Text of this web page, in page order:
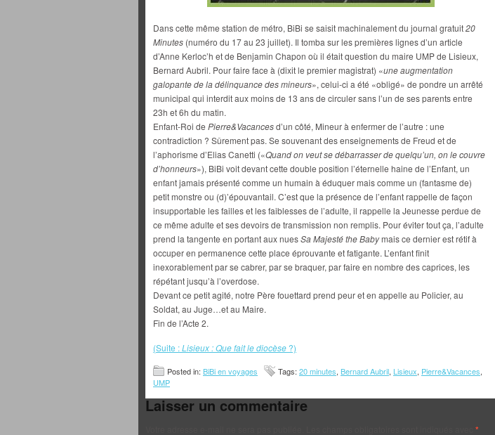
Dans cette même station de métro, BiBi se saisit machinalement du journal gratuit20
Minutes (numéro du 17 au 23 juillet). Il tomba sur les premières lignes d’un article
d’Anne Kerloc’h et de Benjamin Chapon où il était question du maire UMP de Lisieux,
Bernard Aubril. Pour faire face à (dixit le premier magistrat) «une augmentation
galopante de la délinquance desmineurs», celui-ci a été «obligé» de pondre un arrêté
municipal qui interdit aux moins de 13 ans de circuler sans l’un de ses parents entre
23h et 6h du matin.
Enfant-Roi de Pierre&Vacancesd’un côté, Mineur à enfermer de l’autre : une
contradiction ? Sûrement pas. Se souvenant des enseignements de Freud et de
l’aphorisme d’Elias Canetti («Quand on veut se débarrasser de quelqu’un, on le couvre
d’honneurs»), BiBi voit devant cette double position l’éternelle haine de l’Enfant, un
enfant jamais présenté comme un humain à éduquer mais comme un (fantasme de)
petit monstre ou (d)’épouvantail. C’est que la présence de l’enfant rappelle de façon
insupportable les failles et les faiblesses de l’adulte, il rappelle la Jeunesse perdue de
ce même adulte et ses devoirs de transmission non remplis. Pour éviter tout ça, l’adulte
prend la tangente en portant aux nuesSa Majesté the Babymais ce dernier est rétif à
occuper en permanence cette place éprouvante et fatigante. L’enfant finit
inexorablement par se cabrer, par se braquer, par faire en nombre des caprices, les
répétant jusqu’à l’overdose.
Devant ce petit agité, notre Père fouettard prend peur et en appelle au Policier, au
Soldat, au Juge…et au Maire.
Fin de l’Acte 2.
(Suite :Lisieux : Que fait le diocèse ?)
Posted in: BiBi en voyages Tags: 20 minutes, Bernard Aubril, Lisieux, Pierre&Vacances,
UMP
Laisser un commentaire
*